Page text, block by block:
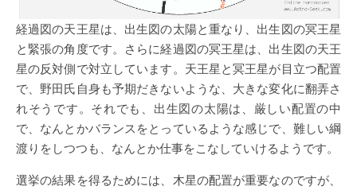
経過図の天王星は、出生図の太陽と重なり、出生図の冥王星
と緊張の角度です。さらに経過図の冥王星は、出生図の天王
星の反対側で対立しています。天王星と冥王星が目立つ配置
で、野田氏自身も予期だきないような、大きな変化に翻弄さ
れそうです。それでも、出生図の太陽は、厳しい配置の中
で、なんとかバランスをとっているような感じで、難しい綱
渡りをしつつも、なんとか仕事をこなしていけるようです。
選挙の結果を得るためには、木星の配置が重要なのですが、